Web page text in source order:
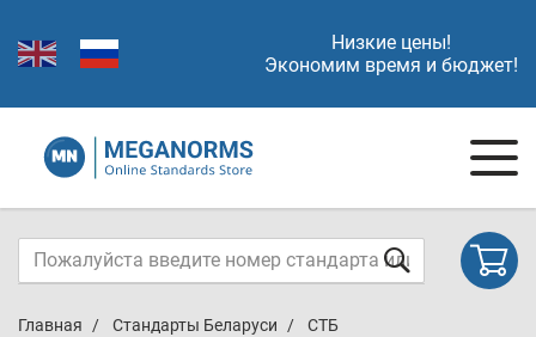
Низкие цены!
Экономим время и бюджет!
Главная Стандарты Беларуси
СТБ